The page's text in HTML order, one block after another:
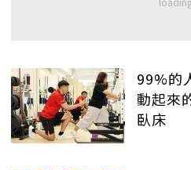
99%的
動起來
臥床